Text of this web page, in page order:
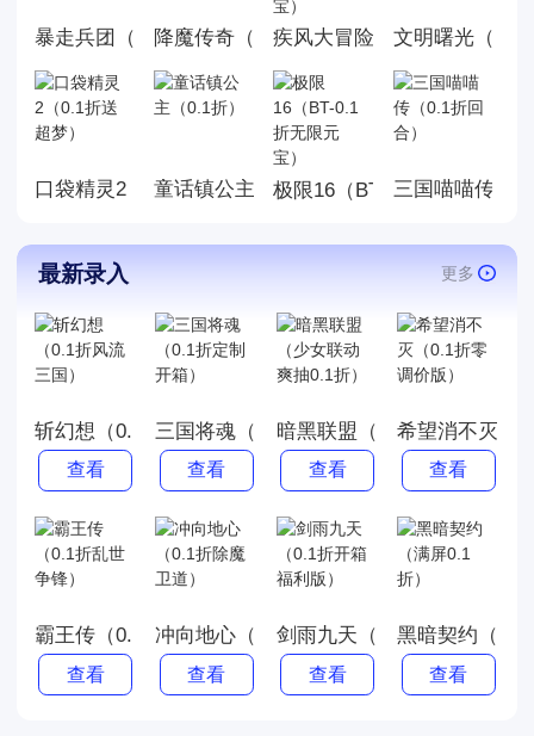
戏大全,这里面的游戏统统充值
都是0.1折，游戏上线就送首
充，而且这几款游戏都是很耐
玩的游戏。玩法丰厚，画面精
美，喜欢就来玩，赶快来下载
体验吧!
暴走兵团（0.1折好礼）降魔传奇（0.1折狂飙打金）
疾风大冒险（0.1折终极送百
文明曙光（0.1
口袋精灵2（0.1折送超梦）
童话镇公主（0.1折）极限16（BT-0.1折无限元宝
三国喵喵传（
最新录入 更多
斩幻想（0.1折风流三国）
查看
三国将魂（0.1折定制开箱）
查看
暗黑联盟（少女联动爽抽0.1
查看
希望消不灭（
查看
霸王传（0.1折乱世争锋）
查看
冲向地心（0.1折除魔卫道）
查看
剑雨九天（0.1折开箱福利版
查看
黑暗契约（满
查看